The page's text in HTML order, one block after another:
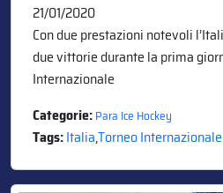
21/01/2020
Con due prestazioni notevoli
due vittorie durante la prima
Internazionale
Categorie:Para Ice Hockey
Tags:Italia,Torneo